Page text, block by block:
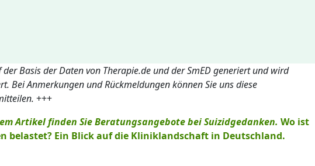
Basis der Daten von Therapie.de und der SmED generiert und wird
Bei Anmerkungen und Rückmeldungen können Sie uns diese
+++
Artikel finden Sie Beratungsangebote bei Suizidgedanken. Wo ist
belastet? Ein Blick auf die Kliniklandschaft in Deutschland.